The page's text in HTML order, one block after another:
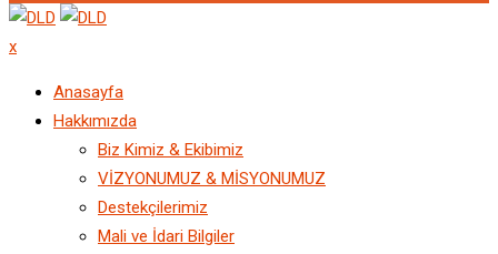
x
Anasayfa
Hakkımızda
Biz Kimiz & Ekibimiz
VİZYONUMUZ & MİSYONUMUZ
Destekçilerimiz
Mali ve İdari Bilgiler